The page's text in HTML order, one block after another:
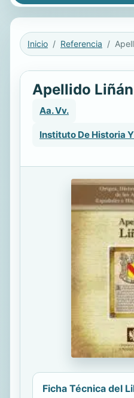
Inicio Referencia
Apellido Liñán
Aa. Vv.
Instituto De Historia
Ficha Técnica del